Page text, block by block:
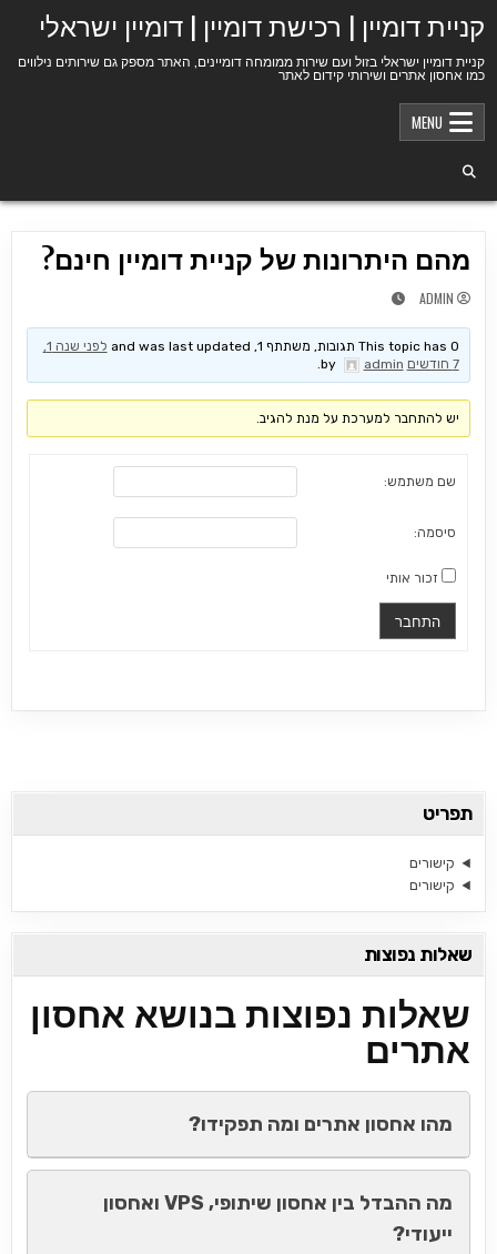
קניית דומיין | רכישת דומיין | דומיין ישראלי
קניית דומיין ישראלי בזול ועם שירות ממומחה דומיינים, האתר מספק גם שירותים נילווים
כמו אחסון אתרים ושירותי קידום לאתר
MENU
מהם היתרונות של קניית דומיין חינם?
ADMIN
This topic has 0 תגובות, משתתף 1, and was last updated
לפני שנה 1,
7 חודשים
admin
.
יש להתחבר למערכת על מנת להגיב.
שם משתמש:
סיסמה:
זכור אותי
התחבר
תפריט
קישורים
קישורים
שאלות נפוצות
שאלות נפוצות בנושא אחסון
אתרים
מהו אחסון אתרים ומה תפקידו?
מה ההבדל בין אחסון שיתופי, VPS ואחסון
ייעודי?